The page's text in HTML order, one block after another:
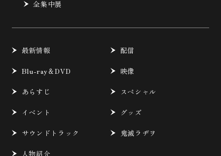
全集中展
最新情報 配信
Blu-ray＆DVD 映像
あらすじ スペシャル
イベント グッズ
サウンドトラック 鬼滅ラヂヲ
人物紹介